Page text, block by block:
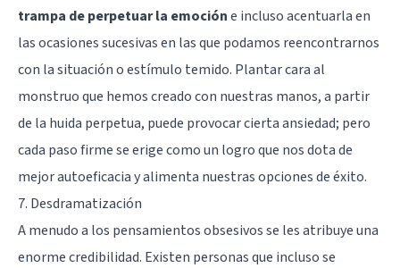
trampa de perpetuar la emocióne incluso acentuarla en
las ocasiones sucesivas en las que podamos reencontrarnos
con la situación o estímulo temido. Plantar cara al
monstruo que hemos creado con nuestras manos, a partir
de la huida perpetua, puede provocar cierta ansiedad; pero
cada paso firme se erige como un logro que nos dota de
mejor autoeficacia y alimenta nuestras opciones de éxito.
7. Desdramatización
A menudo a los pensamientos obsesivos se les atribuye una
enorme credibilidad. Existen personas que incluso se